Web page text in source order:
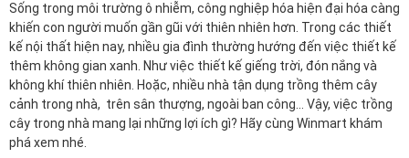
Sống trong môi trường ô nhiễm, công nghiệp hóa hiện đại hóa càng
khiến con người muốn gần gũi với thiên nhiên hơn. Trong các thiết
kế nội thất hiện nay, nhiều gia đình thường hướng đến việc thiết kế
thêm không gian xanh. Như việc thiết kế giếng trời, đón nắng và
không khí thiên nhiên. Hoặc, nhiều nhà tận dụng trồng thêm cây
cảnh trong nhà, trên sân thượng, ngoài ban công… Vậy, việc trồng
cây trong nhà mang lại những lợi ích gì? Hãy cùng Winmart khám
phá xem nhé.